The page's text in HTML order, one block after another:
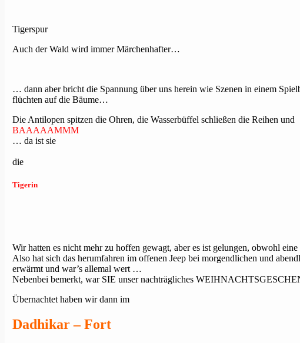
Tigerspur
Auch der Wald wird immer Märchenhafter…
… dann aber bricht die Spannung über uns herein wie Szenen in einem
flüchten auf die Bäume…
Die Antilopen spitzen die Ohren, die Wasserbüffel schließen die Reihen und
BAAAAAMMM
… da ist sie
die
Tigerin
Wir hatten es nicht mehr zu hoffen gewagt, aber es ist gelungen, obwohl
Also hat sich das herumfahren im offenen Jeep bei morgendlichen und
erwärmt und war’s allemal wert …
Nebenbei bemerkt, war SIE unser nachträgliches
Übernachtet haben wir dann im
Dadhikar – Fort